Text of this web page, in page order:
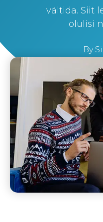
vältida. Siit
olulisi
By